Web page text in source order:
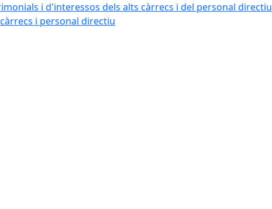
i d'interessos dels alts càrrecs i del personal directiu
i personal directiu